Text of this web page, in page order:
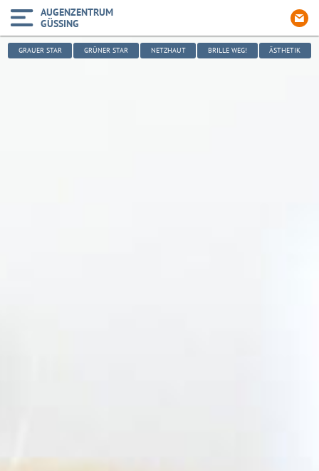
AUGENZENTRUM
GÜSSING
GRAUER STAR GRÜNER STAR NETZHAUT BRILLE WEG! ÄSTHETIK